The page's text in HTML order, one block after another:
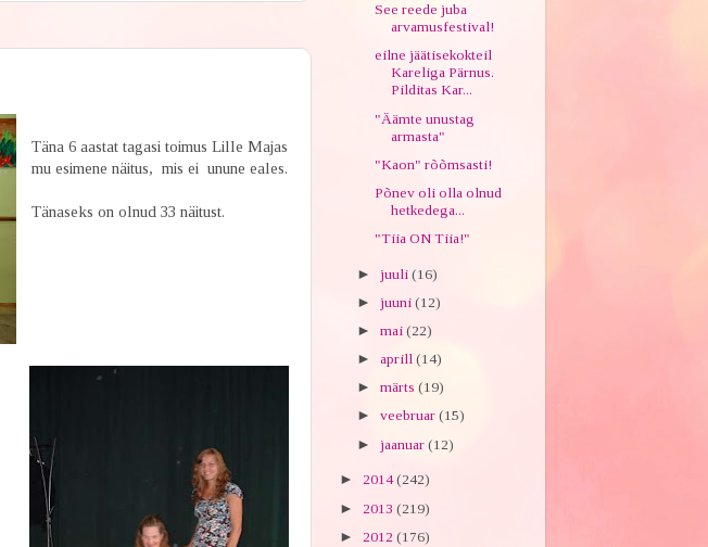
Täna 6 aastat tagasi toimus Lille Majas
mu esimene näitus, mis ei unune eales.
Tänaseks on olnud 33 näitust.
See reede juba
arvamusfestival!
eilne jäätisekokteil
Kareliga Pärnus.
Pilditas Kar...
"Äämte unustag
armasta"
"Kaon" rõõmsasti!
Põnev oli olla olnud
hetkedega...
"Tiia ON Tiia!"
► juuli (16)
► juuni (12)
► mai (22)
► aprill (14)
► märts (19)
► veebruar (15)
► jaanuar (12)
► 2014(242)
► 2013 (219)
► 2012 (176)